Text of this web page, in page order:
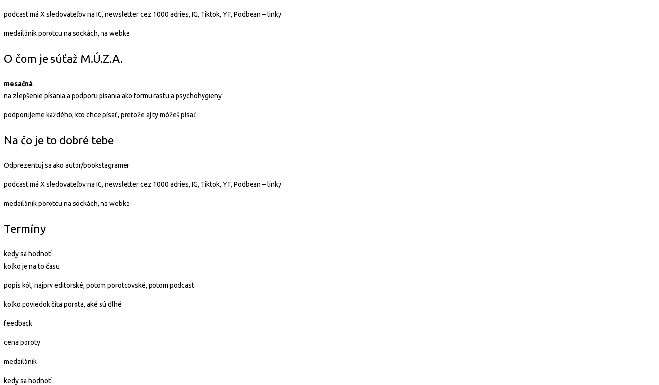
podcast má X sledovateľov na IG, newsletter cez 1000 adries, IG, Tiktok, YT, Podbean – linky
medailónik porotcu na sockách, na webke
O čom je súťaž M.Ú.Z.A.
mesačná
na zlepšenie písania a podporu písania ako formu rastu a psychohygieny
podporujeme každého, kto chce písať, pretože aj ty môžeš písať
Na čo je to dobré tebe
Odprezentuj sa ako autor/bookstagramer
podcast má X sledovateľov na IG, newsletter cez 1000 adries, IG, Tiktok, YT, Podbean – linky
medailónik porotcu na sockách, na webke
Termíny
kedy sa hodnotí
koľko je na to času
popis kôl, najprv editorské, potom porotcovské, potom podcast
koľko poviedok číta porota, aké sú dlhé
feedback
cena poroty
medailónik
kedy sa hodnotí